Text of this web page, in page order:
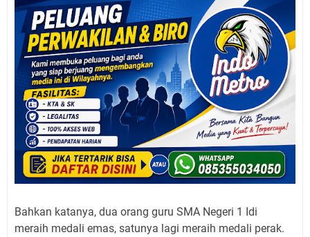
Bahkan katanya, dua orang guru SMA Negeri 1 Idi
meraih medali emas, satunya lagi meraih medali perak.